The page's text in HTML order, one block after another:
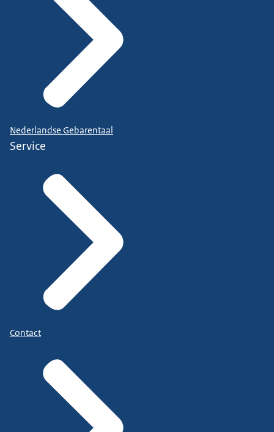
Nederlandse Gebarentaal
Service
Contact